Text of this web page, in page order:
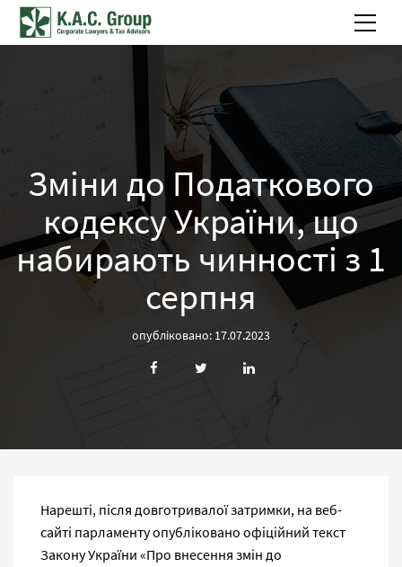
Зміни до Податкового
кодексу України, що
набирають чинності з 1
серпня
опубліковано: 17.07.2023
Нарешті, після довготривалої затримки, на веб-
сайті парламенту опубліковано офіційний текст
Закону України «Про внесення змін до